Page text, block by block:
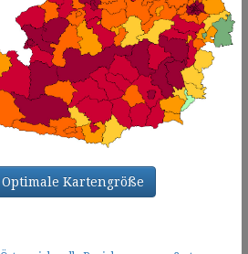
Optimale Kartengröße